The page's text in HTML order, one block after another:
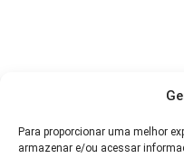
Para proporcionar uma melhor
armazenar e/ou acessar